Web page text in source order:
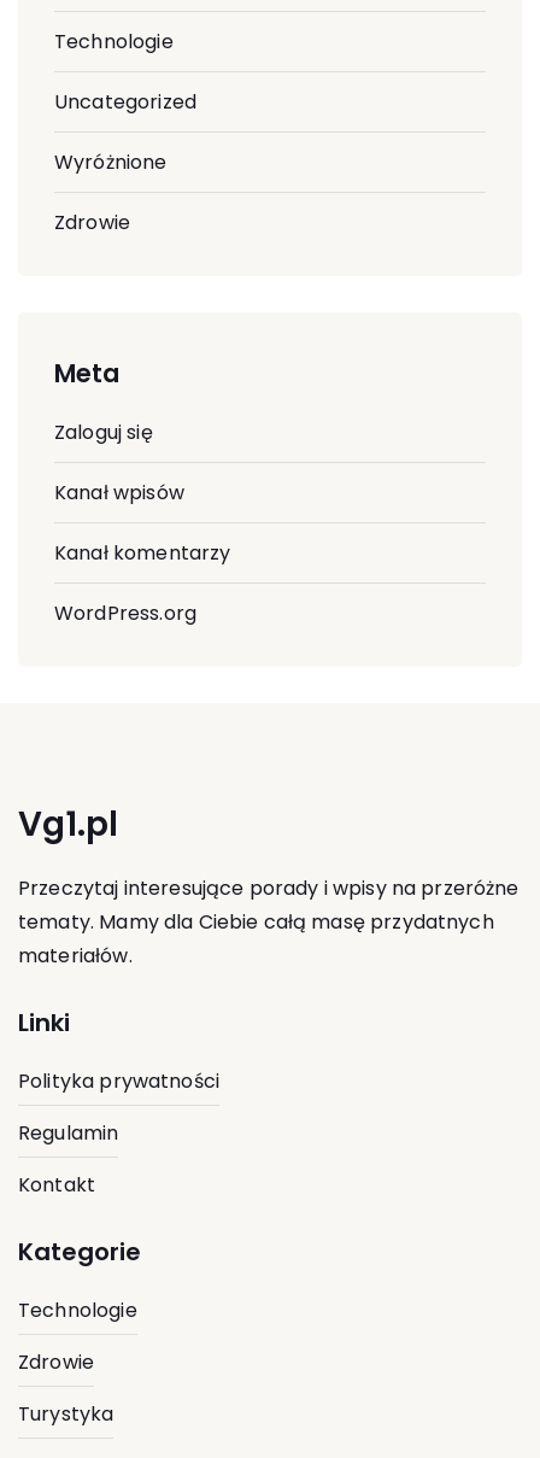
Technologie
Uncategorized
Wyróżnione
Zdrowie
Meta
Zaloguj się
Kanał wpisów
Kanał komentarzy
WordPress.org
Vg1.pl
Przeczytaj interesujące porady i wpisy na przeróżne
tematy. Mamy dla Ciebie całą masę przydatnych
materiałów.
Linki
Polityka prywatności
Regulamin
Kontakt
Kategorie
Technologie
Zdrowie
Turystyka